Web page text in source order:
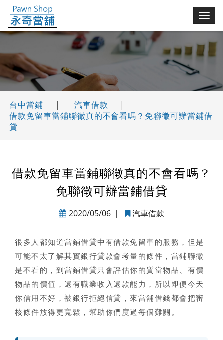
切
選
單
台中當鋪 | 汽車借款
|
借款免留車當鋪聯徵真的不會看嗎？免聯徵可辦當鋪借
貸
借款免留車當鋪聯徵真的不會看嗎？
免聯徵可辦當鋪借貸
2020/05/06 | 汽車借款
很多人都知道當鋪借貸中有借款免留車的服務 ，但是
可能不太了解其實銀行貸款會考量的條件，當鋪聯徵
是不看的 ，到當鋪借貸只會評估你的質當物品、有價
物品的價值，還有職業收入還款能力，所以即便今天
你信用不好，被銀行拒絕信貸，來當舖借錢都會把審
核條件放得更寬鬆，幫助你們度過每個難關。